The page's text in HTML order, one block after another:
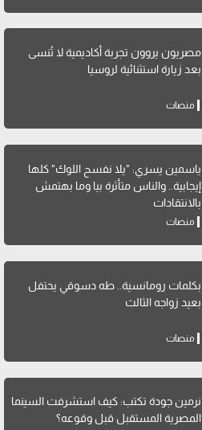
مصريون يروون تجربة أكاديمية لا تُنسى
بعد زيارة استثنائية لروسيا
منصات
ياسمين يسري: "يلا نفسح اللوك" كلها
إيجابية.. والناس متأثرة بيا وما بهتمش
بالانتقادات
منصات
بكلمات رومانسية.. طه دسوقي يحتفل
بعيد زواجه الثالث
منصات
نرمين جودة تكتب: كيف استشرفت السينما
المصرية المستقبل قبل وقوعه؟